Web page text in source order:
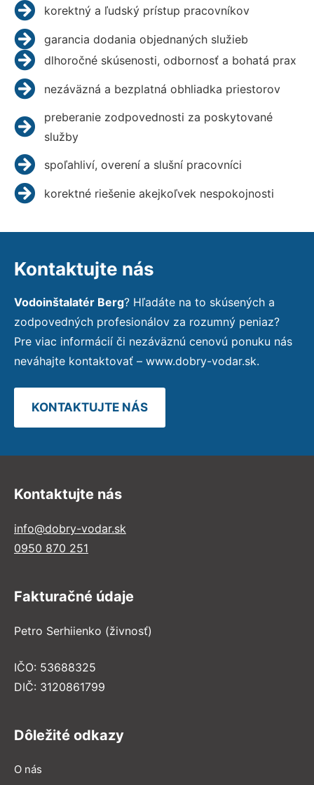
korektný a ľudský prístup pracovníkov
garancia dodania objednaných služieb
dlhoročné skúsenosti, odbornosť a bohatá prax
nezáväzná a bezplatná obhliadka priestorov
preberanie zodpovednosti za poskytované
služby
spoľahliví, overení a slušní pracovníci
korektné riešenie akejkoľvek nespokojnosti
Kontaktujte nás
Vodoinštalatér Berg? Hľadáte na to skúsených a
zodpovedných profesionálov za rozumný peniaz?
Pre viac informácií či nezáväznú cenovú ponuku nás
neváhajte kontaktovať – www.dobry-vodar.sk.
KONTAKTUJTE NÁS
Kontaktujte nás
info@dobry-vodar.sk
0950 870 251
Fakturačné údaje
Petro Serhiienko (živnosť)
IČO: 53688325
DIČ: 3120861799
Dôležité odkazy
O nás